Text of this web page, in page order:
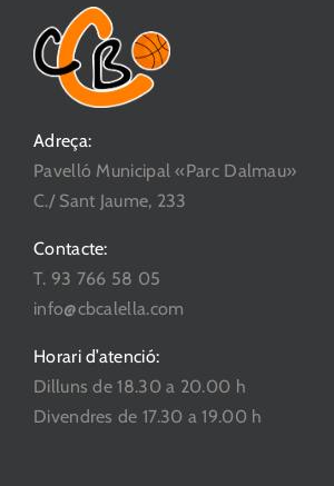
Adreça:
Pavelló Municipal «Parc Dalmau»
C./ Sant Jaume, 233
Contacte:
T. 93 766 58 05
info@cbcalella.com
Horari d’atenció:
Dilluns de 18.30 a 20.00 h
Divendres de 17.30 a 19.00 h